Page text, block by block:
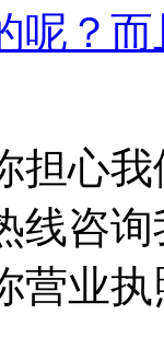
呢？
担心
线咨
营业